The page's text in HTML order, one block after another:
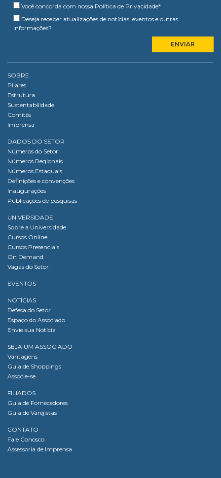
Você concorda com nossa Política de Privacidade*
Deseja receber atualizações de notícias, eventos e outras
informações?
SOBRE
Pilares
Estrutura
Sustentabilidade
Comitês
Imprensa
DADOS DO SETOR
Números do Setor
Números Regionais
Números Estaduais
Definições e convenções
Inaugurações
Publicações de pesquisas
UNIVERSIDADE
Sobre a Universidade
Cursos Online
Cursos Presenciais
On Demand
Vagas do Setor
EVENTOS
NOTÍCIAS
Defesa do Setor
Espaço do Associado
Envie sua Notícia
SEJA UM ASSOCIADO
Vantagens
Guia de Shoppings
Associe-se
FILIADOS
Guia de Fornecedores
Guia de Varejistas
CONTATO
Fale Conosco
Assessoria de Imprensa